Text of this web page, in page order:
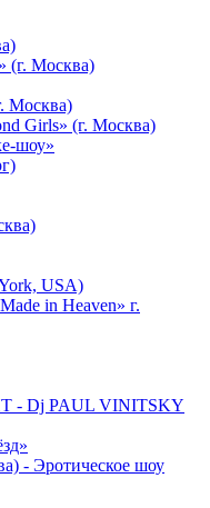
(г. Москва)
Москва)
Girls» (г. Москва)
шоу»
USA)
in Heaven» г.
- Dj PAUL VINITSKY
- Эротическое шоу